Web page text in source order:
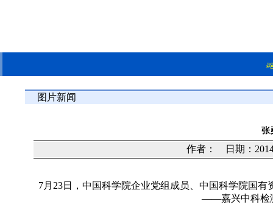
图片新闻
张
作者： 日期：
7月 23日
，中国科学院企业党组成员、中国科学院国
——嘉兴中科检